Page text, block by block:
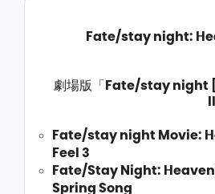
Fate/stay night:
劇場版「Fate/stay night
Fate/stay night Movie:
Feel 3
Fate/Stay Night:
Spring Song